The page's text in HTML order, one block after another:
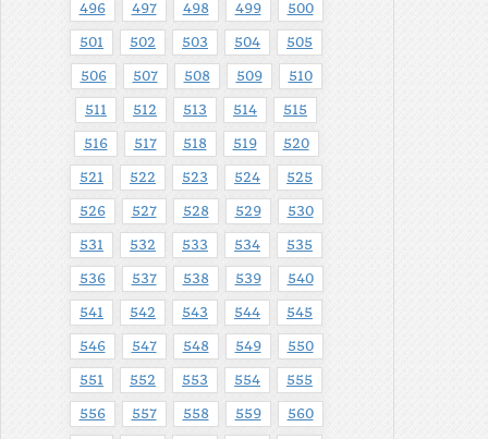
496 497 498 499 500
501 502 503 504 505
506 507 508 509 510
511 512 513 514 515
516 517 518 519 520
521 522 523 524 525
526 527 528 529 530
531 532 533 534 535
536 537 538 539 540
541 542 543 544 545
546 547 548 549 550
551 552 553 554 555
556 557 558 559 560